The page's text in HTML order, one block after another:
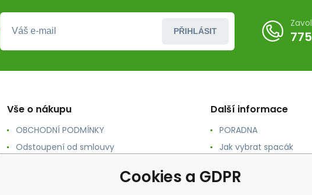
PŘIHLÁSIT
Vše o nákupu
OBCHODNÍ PODMÍNKY
Odstoupení od smlouvy
Další informace
PORADNA
Jak vybrat spacák
Jak vybrat karimatku
Cookies a GDPR